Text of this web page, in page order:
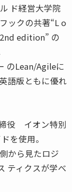
ド経営大学院
ックの共著“L o
edition” の
のLean/Agileに
語版ともに優れ
役 イオン特別
を使用。
から見たロジ
ティクスが学べ